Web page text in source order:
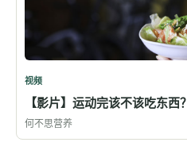
视频
【影片】运动完该不该吃东西？
何不思营养